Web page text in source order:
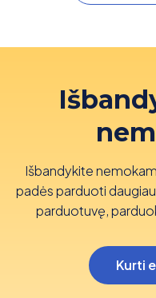
Išbandykite
padės parduoti
parduotuvę,
Kurti